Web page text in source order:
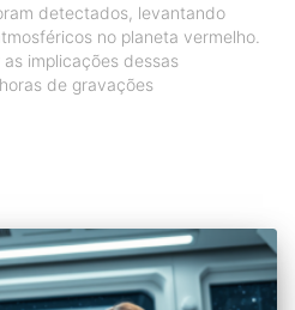
detectados, levantando
no planeta vermelho.
implicações dessas
de gravações